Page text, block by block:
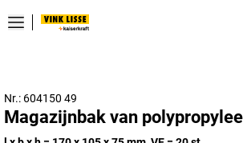
Nr.: 604150 49
Magazijnbak van